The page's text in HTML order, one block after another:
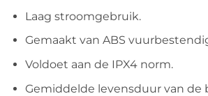
Laag stroomgebruik.
Gemaakt van ABS
Voldoet aan de IPX4 norm.
Gemiddelde levensduur van de